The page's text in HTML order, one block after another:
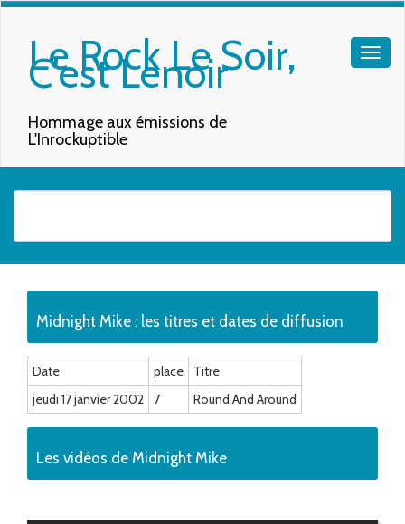
Le Rock Le Soir,
C'est Lenoir
Hommage aux émissions de
L'Inrockuptible
Midnight Mike : les titres et dates de diffusion
Date place
Titre
jeudi 17 janvier 2002
7 Round And Around
Les vidéos de Midnight Mike